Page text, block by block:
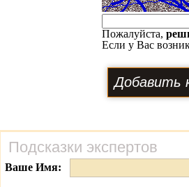
Пожалуйста,
Если у Вас
Подсказки экспертов
Ваше Имя: